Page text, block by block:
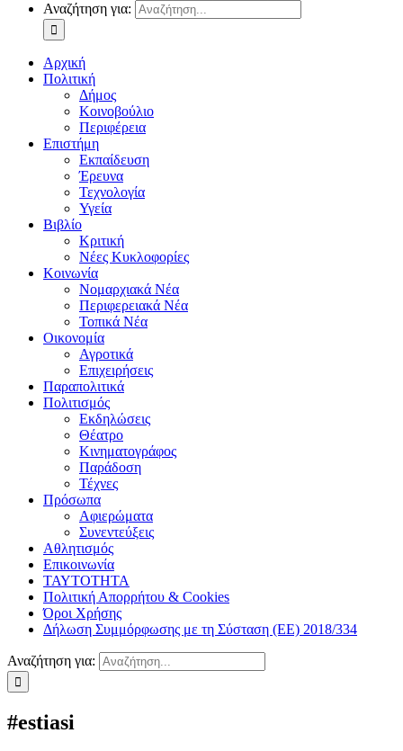
Αναζήτηση για:
Αρχική
Πολιτική
Δήμος
Κοινοβούλιο
Περιφέρεια
Επιστήμη
Εκπαίδευση
Έρευνα
Τεχνολογία
Υγεία
Βιβλίο
Κριτική
Νέες Κυκλοφορίες
Κοινωνία
Νομαρχιακά Νέα
Περιφερειακά Νέα
Τοπικά Νέα
Οικονομία
Αγροτικά
Επιχειρήσεις
Παραπολιτικά
Πολιτισμός
Εκδηλώσεις
Θέατρο
Κινηματογράφος
Παράδοση
Τέχνες
Πρόσωπα
Αφιερώματα
Συνεντεύξεις
Αθλητισμός
Επικοινωνία
ΤΑΥΤΟΤΗΤΑ
Πολιτική Απορρήτου & Cookies
Όροι Χρήσης
Δήλωση Συμμόρφωσης με τη Σύσταση (ΕΕ) 2018/334
Αναζήτηση για:
#estiasi